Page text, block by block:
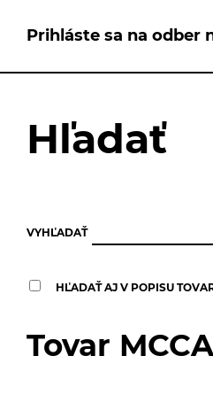
Prihláste sa na odber
Hľadať
VYHĽADAŤ
HĽADAŤ AJ V POPISU
Tovar